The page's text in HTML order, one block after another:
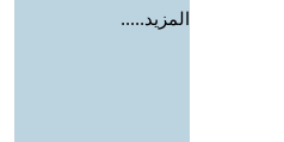
المزيد.....